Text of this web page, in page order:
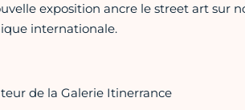
exposition ancre le street art sur
internationale.
de la Galerie Itinerrance